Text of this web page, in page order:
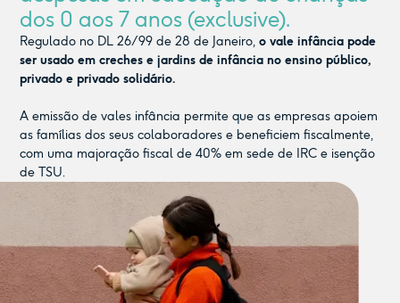
dos 0 aos 7 anos (exclusive).
Regulado no DL 26/99 de 28 de Janeiro,o vale infância pode
ser usado em creches e jardins de infância no ensino público,
privado e privado solidário.
A emissão de vales infância permite que as empresas apoiem
as famílias dos seus colaboradores e beneficiem fiscalmente,
com uma majoração fiscal de 40% em sede de IRC e isenção
de TSU.